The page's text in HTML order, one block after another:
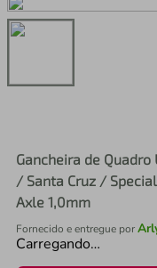
Gancheira de
/ Santa Cruz /
Axle 1,0mm
Fornecido e entregue por
Carregando…